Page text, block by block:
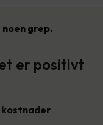
grep.
er positivt